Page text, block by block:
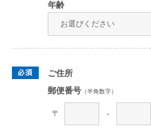
年齢
ご住所
郵便番号 （半角数字）
〒 -